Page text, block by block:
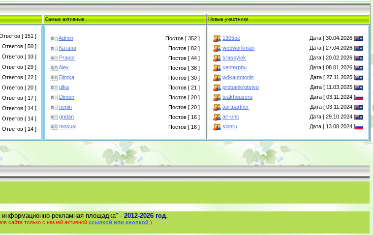
Самые активные Новые участники
[ 151 ]
Ответов [ 50 ]
Ответов [ 33 ]
Ответов [ 29 ]
Ответов [ 22 ]
Ответов [ 20 ]
Ответов [ 17 ]
Ответов [ 14 ]
Ответов [ 14 ]
Ответов [ 14 ]
Admin
Постов [ 352 ]
Катана
Постов [ 82 ]
Prapor
Постов [ 44 ]
Alex
Постов [ 38 ]
Dimka
Постов [ 30 ]
ulka
Постов [ 21 ]
Dimon
Постов [ 20 ]
riepin
Постов [ 20 ]
gridan
Постов [ 16 ]
mosusl
Постов [ 16 ]
1305oe
Дата [ 30.04.2026 ]
webworkman
Дата [ 27.04.2026 ]
srassylok
Дата [ 20.02.2026 ]
centerpbu
Дата [ 08.01.2026 ]
wdkautotools
Дата [ 27.11.2025 ]
probankrotstvo
Дата [ 11.03.2025 ]
teakhouseru
Дата [ 03.11.2024 ]
aartpartner
Дата [ 03.11.2024 ]
air-cnc
Дата [ 29.10.2024 ]
slonru
Дата [ 13.08.2024 ]
информационно-рекламная площадка" - 2012-2026 год.
сайта только с нашей активной ссылкой или кнопкой .)